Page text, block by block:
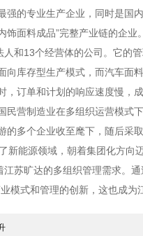
强的专业生产企业，同时是国
料成品”完整产业链的企业。
和13个经营体的公司。它的
向库存型生产模式，而汽车面
订单和计划的响应速度慢，
民营制造业在多组织运营模式
的多个企业收至麾下，随后采
能源领域，朝着集团化方向迈
苏旷达的多组织管理需求。
模式和管理的创新，这也成为